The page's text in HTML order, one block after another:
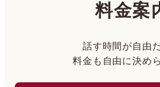
料金案
話す時間が自由
料金も自由に決め